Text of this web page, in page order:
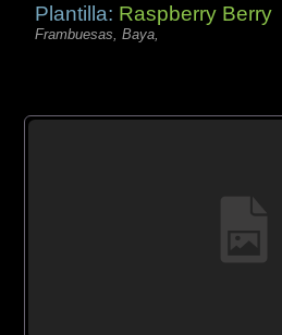
Plantilla: Raspberry Berry
Frambuesas, Baya,